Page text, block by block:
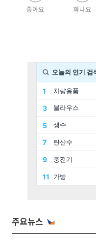
좋아요 화나요
주요뉴스